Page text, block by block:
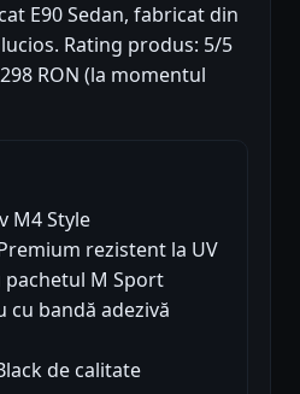
E90 Sedan, fabricat din
Rating produs: 5/5
RON (la momentul
M4 Style
rezistent la UV
pachetul M Sport
cu bandă adezivă
de calitate